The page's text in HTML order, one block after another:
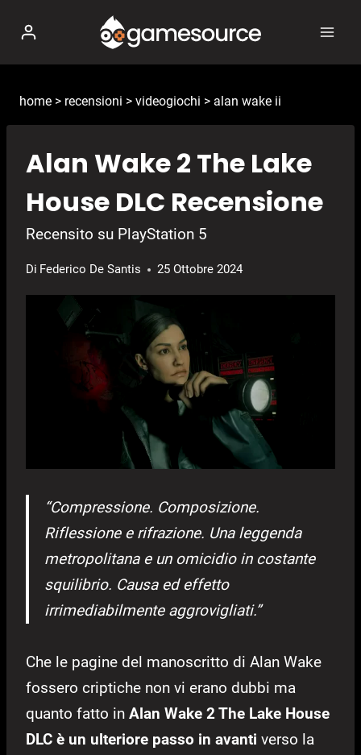
contenuto
home > recensioni > videogiochi > alan wake ii
Alan Wake 2 The Lake
House DLC Recensione
Recensito su PlayStation 5
Di Federico De Santis 25 Ottobre 2024
“Compressione. Composizione.
Riflessione e rifrazione. Una leggenda
metropolitana e un omicidio in costante
squilibrio. Causa ed effetto
irrimediabilmente aggrovigliati.”
Che le pagine del manoscritto di Alan Wake
fossero criptiche non vi erano dubbi ma
quanto fatto in Alan Wake 2 The Lake House
DLC è un ulteriore passo in avanti verso la